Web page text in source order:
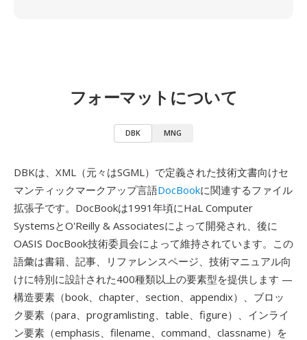
フォーマットについて
DBK MNG
DBKは、XML（元々はSGML）で定義された技術文書向けセ
マンティックマークアップ言語DocBookに関連するファイル
拡張子です。DocBookは1991年頃にHaL Computer
SystemsとO'Reilly & Associatesによって開発され、後に
OASIS DocBook技術委員会によって維持されています。この
語彙は書籍、記事、リファレンスページ、技術マニュアル向
けに特別に設計された400種類以上の要素型を提供します —
構造要素（book、chapter、section、appendix）、ブロッ
ク要素（para、programlisting、table、figure）、インライ
ン要素（emphasis、filename、command、classname）を